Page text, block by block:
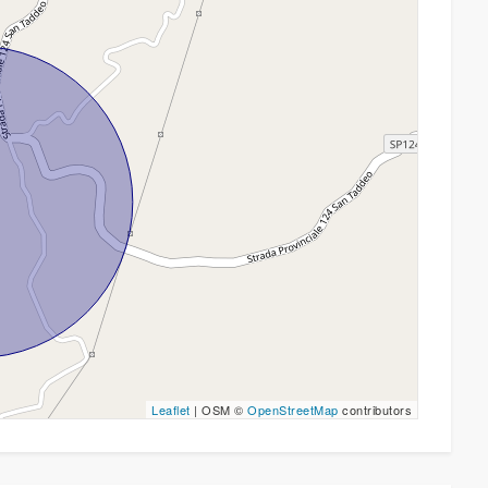
Leaflet | OSM ©OpenStreetMap contributors